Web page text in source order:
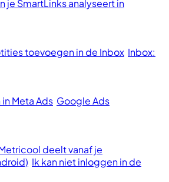
je SmartLinks analyseert in
toevoegen in de Inbox Inbox:
Meta Ads Google Ads
deelt vanaf je
Ik kan niet inloggen in de